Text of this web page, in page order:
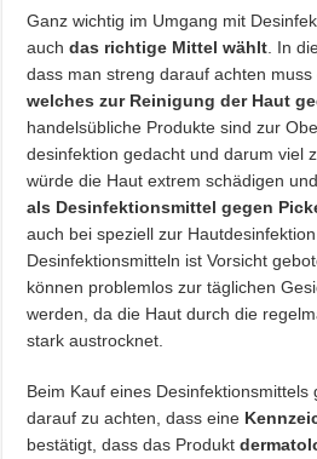
Ganz wichtig im Umgang mit
auchdas richtige Mittel wählt . In
dass man streng darauf achten
welches zur Reinigung der Haut
handelsübliche Produkte sind zur
desinfektion gedacht und darum viel
würde die Haut extrem schädigen
als Desinfektionsmittel gegen
auch bei speziell zur
Desinfektionsmitteln ist Vorsicht
können problemlos zur täglichen
werden, da die Haut durch die
stark austrocknet.
Beim Kauf eines Desinfektionsmittels
darauf zu achten, dass eine
bestätigt, dass das Produkt